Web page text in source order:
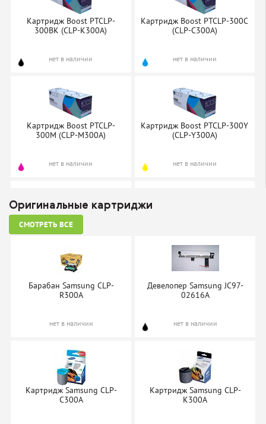
Картридж Boost PTCLP-
300BK (CLP-K300A)
нет в наличии
Картридж Boost PTCLP-300C
(CLP-C300A)
нет в наличии
Картридж Boost PTCLP-
300M (CLP-M300A)
нет в наличии
Картридж Boost PTCLP-300Y
(CLP-Y300A)
нет в наличии
Картридж Cactus CS-CLP-
нет в наличии нет в наличии
нет в наличии нет в наличии
Оригинальные картриджи
СМОТРЕТЬ ВСЕ
Барабан Samsung CLP-
R300A
нет в наличии
Девелопер Samsung JC97-
02616A
нет в наличии
Картридж Samsung CLP-
C300A
Картридж Samsung CLP-
K300A